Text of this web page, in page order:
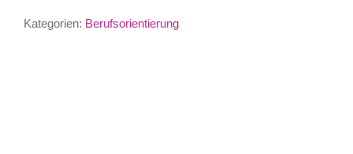
Kategorien: Berufsorientierung